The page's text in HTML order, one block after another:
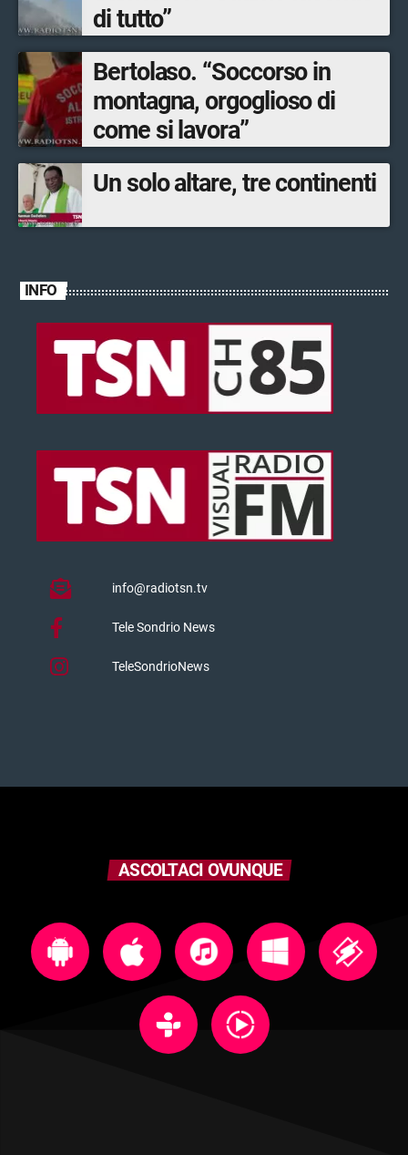
di tutto”
Bertolaso. “Soccorso in
montagna, orgoglioso di
come si lavora”
Un solo altare, tre continenti
INFO
info@radiotsn.tv
Tele Sondrio News
TeleSondrioNews
ASCOLTACI OVUNQUE